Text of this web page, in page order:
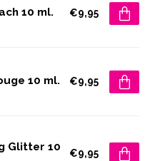
10 ml. €9,95
10 ml. €9,95
Glitter 10
€9,95